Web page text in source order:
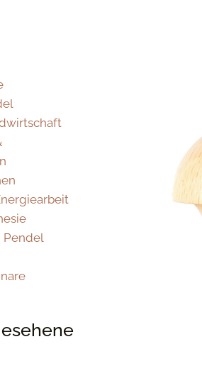
Pendel